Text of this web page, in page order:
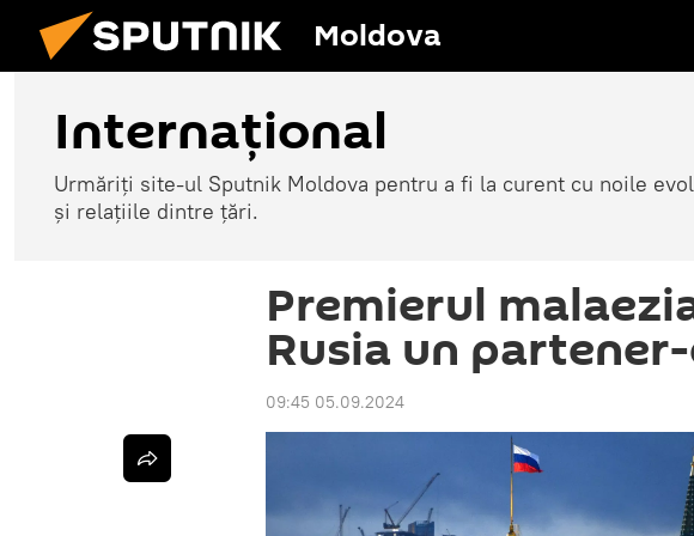
Moldova
Internațional
Urmăriți site-ul Sputnik Moldova pentru a fi la curent cu noile
și relațiile dintre țări.
Premierul
Rusia un
09:45 05.09.2024